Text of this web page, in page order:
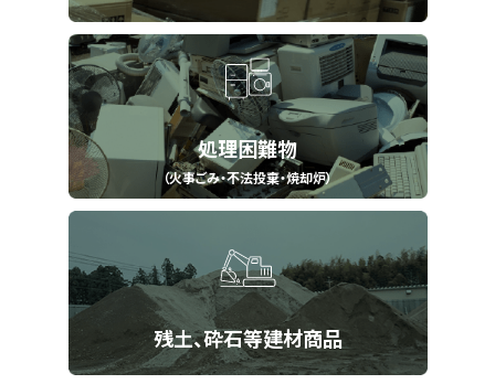
処理困難物
（火事ごみ・不法投棄・焼却炉）
残土、砕石等建材商品